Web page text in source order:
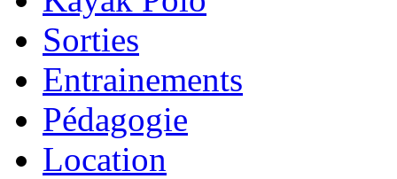
Sorties
Entrainements
Pédagogie
Location